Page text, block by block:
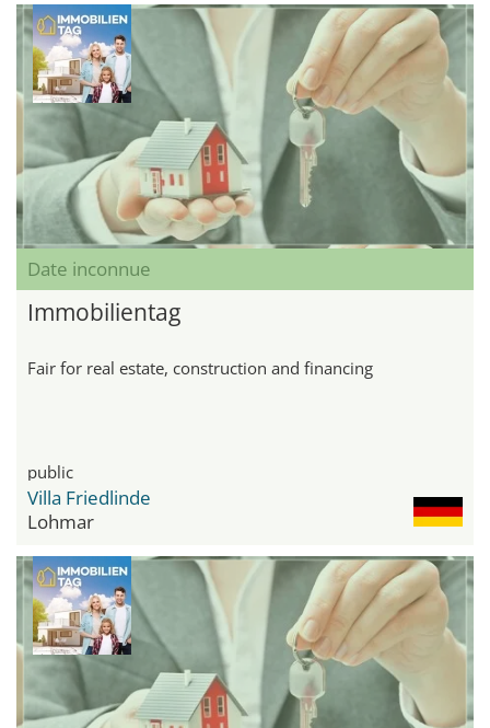
Date inconnue
Immobilientag
Fair for real estate, construction and financing
public
Villa Friedlinde
Lohmar